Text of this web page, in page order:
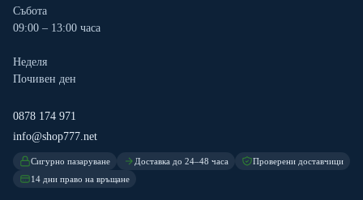
Събота
09:00 – 13:00 часа
Неделя
Почивен ден
0878 174 971
info@shop777.net
Сигурно пазаруване Доставка до 24–48 часа
Проверени доставчици
14 дни право на връщане